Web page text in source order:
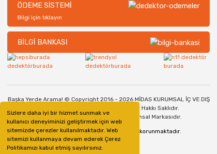
Sizlere daha iyi bir hizmet sunmak ve
kullanıcı deneyiminizi geliştirmek için web
sitemizde çerezler kullanılmaktadır. Web
sitemizi kullanmaya devam ederek Çerez
Politikamızı kabul etmiş sayılırsınız.
ÖDEME SİSTEMİ
Bilgi için tıklayın
BİLGİ BANKASI
Başka Yerde Arama! © Copyright 2016 - 2026 MİDAS KURUMSAL İÇ VE DIŞ
TİCARET SANAYİ LİMİTED ŞİRKETİ. Her Hakkı Saklıdır.
Dedektorburada.com, bir Midas Kurumsal Markasıdır.
128bit SSL Güvenlik Sertifikası ile korunmaktadır.